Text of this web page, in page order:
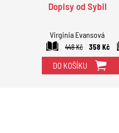
Dopisy od Sybil
Virginia Evansová
448 Kč
358 Kč
DO KOŠÍKU